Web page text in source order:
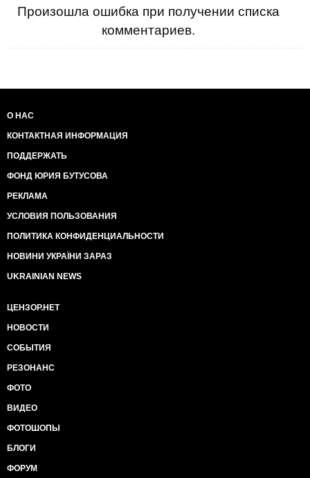
Произошла ошибка при получении списка
комментариев.
О НАС
КОНТАКТНАЯ ИНФОРМАЦИЯ
ПОДДЕРЖАТЬ
ФОНД ЮРИЯ БУТУСОВА
РЕКЛАМА
УСЛОВИЯ ПОЛЬЗОВАНИЯ
ПОЛИТИКА КОНФИДЕНЦИАЛЬНОСТИ
НОВИНИ УКРАЇНИ ЗАРАЗ
UKRAINIAN NEWS
ЦЕНЗОР.НЕТ
НОВОСТИ
СОБЫТИЯ
РЕЗОНАНС
ФОТО
ВИДЕО
ФОТОШОПЫ
БЛОГИ
ФОРУМ